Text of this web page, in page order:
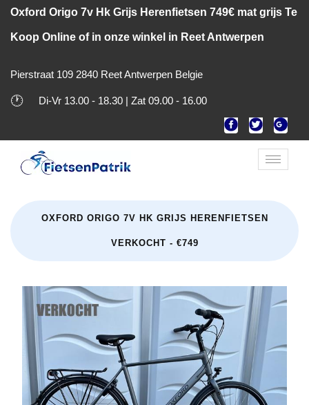
Oxford Origo 7v Hk Grijs Herenfietsen 749€ mat grijs Te
Koop Online of in onze winkel in Reet Antwerpen
Pierstraat 109 2840 Reet Antwerpen Belgie
🕐 Di-Vr 13.00 - 18.30 | Zat 09.00 - 16.00
Toggle
OXFORD ORIGO 7V HK GRIJS HERENFIETSEN
VERKOCHT - €749